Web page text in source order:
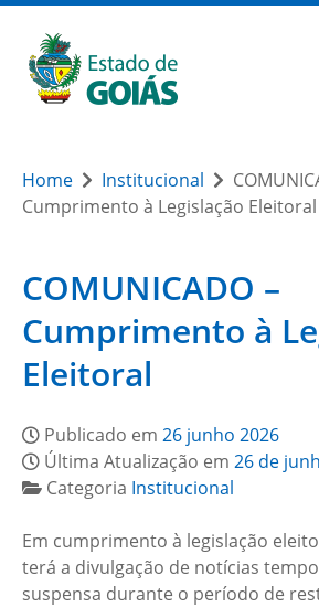
Home Institucional
Cumprimento à Legislação Eleitoral
COMUNICADO –
Cumprimento à
Eleitoral
Publicado em 26 junho 2026
Última Atualização em 26 de
Categoria Institucional
Em cumprimento à legislação
terá a divulgação de notícias
suspensa durante o período de